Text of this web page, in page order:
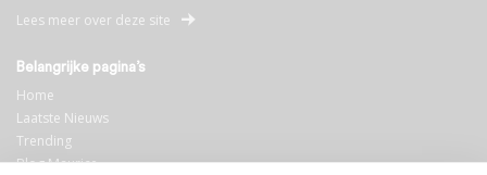
Lees meer over deze site
Belangrijke pagina’s
Home
Laatste Nieuws
Trending
Blog Maurice